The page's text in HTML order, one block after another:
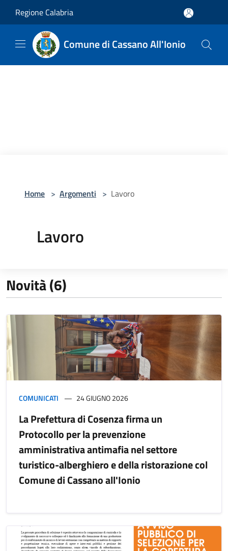
Regione Calabria
Comune di Cassano All'Ionio
Home > Argomenti > Lavoro
Lavoro
Novità (6)
COMUNICATI 24 GIUGNO 2026
La Prefettura di Cosenza firma un
Protocollo per la prevenzione
amministrativa antimafia nel settore
turistico-alberghiero e della ristorazione col
Comune di Cassano all'Ionio